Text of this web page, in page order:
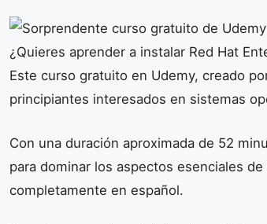
¿Quieres aprender a instalar Red Hat
Este curso gratuito en Udemy, creado
principiantes interesados en sistemas
Con una duración aproximada de 52
para dominar los aspectos esenciales
completamente en español.